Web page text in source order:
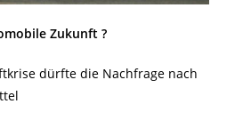
Zukunft ?
dürfte die Nachfrage nach